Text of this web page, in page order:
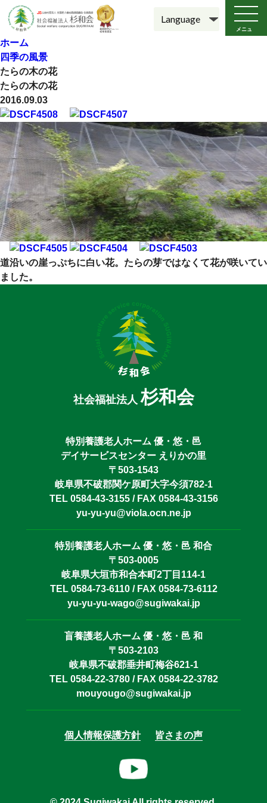
メニュ
ー
ホーム
四季の風景
たらの木の花
たらの木の花
2016.09.03
道沿いの崖っぷちに白い花。たらの芽ではなくて花が咲いてい
ました。
社会福祉法人杉和会
特別養護老人ホーム 優・悠・邑
デイサービスセンター えりかの里
〒503-1543
岐阜県不破郡関ケ原町大字今須782-1
TEL 0584-43-3155 / FAX 0584-43-3156
yu-yu-yu@viola.ocn.ne.jp
特別養護老人ホーム 優・悠・邑 和合
〒503-0005
岐阜県大垣市和合本町2丁目114-1
TEL 0584-73-6110 / FAX 0584-73-6112
yu-yu-yu-wago@sugiwakai.jp
盲養護老人ホーム 優・悠・邑 和
〒503-2103
岐阜県不破郡垂井町梅谷621-1
TEL 0584-22-3780 / FAX 0584-22-3782
mouyougo@sugiwakai.jp
個人情報保護方針 皆さまの声